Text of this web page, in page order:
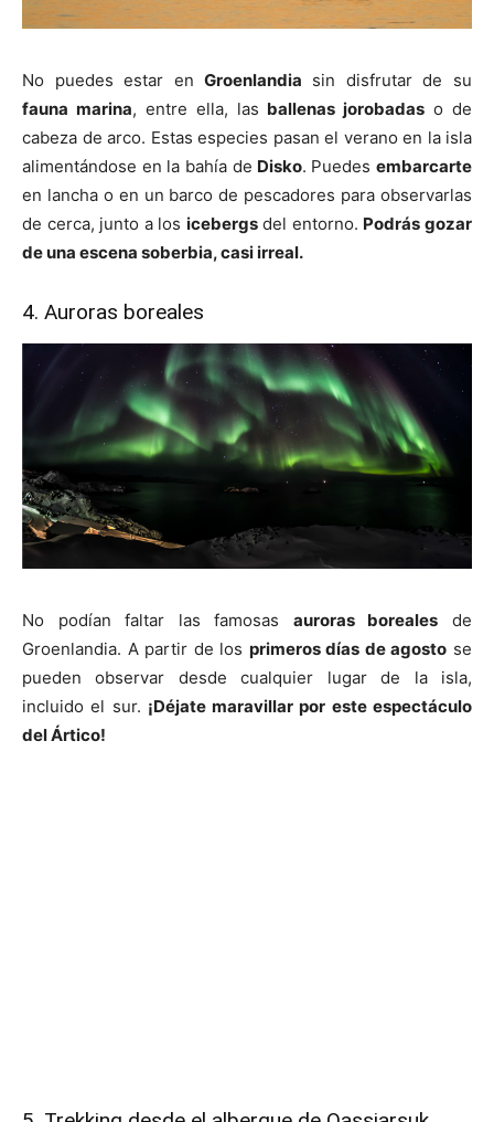
No puedes estar en Groenlandia sin disfrutar de su
fauna marina, entre ella, las ballenas jorobadas o de
cabeza de arco. Estas especies pasan el verano en la isla
alimentándose en la bahía de Disko. Puedesembarcarte
en lancha o en un barco de pescadores para observarlas
de cerca, junto a los icebergsdel entorno. Podrás gozar
de una escena soberbia, casi irreal.
4. Auroras boreales
No podían faltar las famosas auroras boreales de
Groenlandia. A partir de los primeros días de agosto se
pueden observar desde cualquier lugar de la isla,
incluido el sur. ¡Déjate maravillar por este espectáculo
del Ártico!